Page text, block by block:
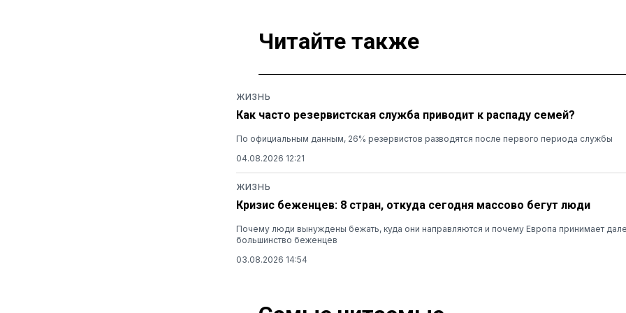
Читайте также
ЖИЗНЬ
Как часто резервистская служба приводит к распаду семей?
По официальным данным, 26% резервистов разводятся после первого периода службы
04.08.2026 12:21
ЖИЗНЬ
Кризис беженцев: 8 стран, откуда сегодня массово бегут люди
Почему люди вынуждены бежать, куда они направляются и почему Европа принимает
большинство беженцев
03.08.2026 14:54